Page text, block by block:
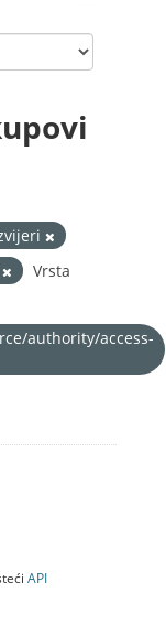
Vrsta
authority/access-
API